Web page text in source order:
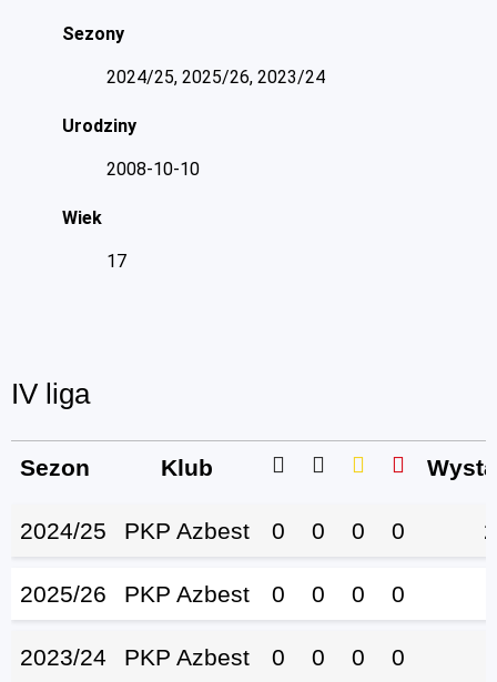
Sezony
2024/25, 2025/26, 2023/24
Urodziny
2008-10-10
Wiek
17
IV liga
Sezon Klub
2024/25 PKP Azbest 0 0 0 0
2025/26 PKP Azbest 0 0 0 0
2023/24 PKP Azbest 0 0 0 0